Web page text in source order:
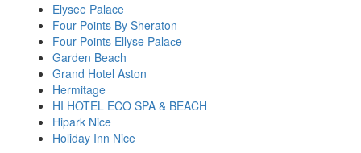
Elysee Palace
Four Points By Sheraton
Four Points Ellyse Palaсe
Garden Beach
Grand Hotel Aston
Hermitage
HI HOTEL ECO SPA & BEACH
Hipark Nice
Holiday Inn Nice